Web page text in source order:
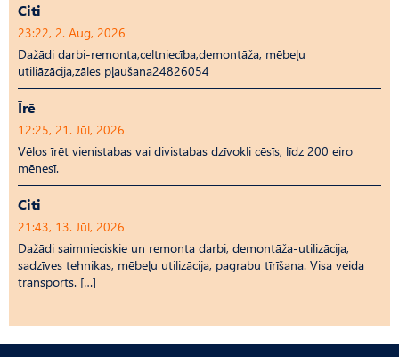
Citi
23:22, 2. Aug, 2026
Dažādi darbi-remonta,celtniecība,demontāža, mēbeļu
utiliāzācija,zāles pļaušana24826054
Īrē
12:25, 21. Jūl, 2026
Vēlos īrēt vienistabas vai divistabas dzīvokli cēsīs, līdz 200 eiro
mēnesī.
Citi
21:43, 13. Jūl, 2026
Dažādi saimnieciskie un remonta darbi, demontāža-utilizācija,
sadzīves tehnikas, mēbeļu utilizācija, pagrabu tīrīšana. Visa veida
transports. […]